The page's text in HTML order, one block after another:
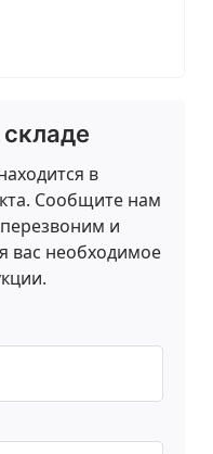
в
Сообщите нам
и
вас необходимое